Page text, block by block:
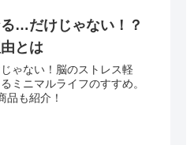
…だけじゃない！？
とは
ゃない！脳のストレス軽
ミニマルライフのすすめ。
品も紹介！